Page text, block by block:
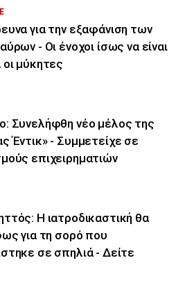
για την εξαφάνιση των
- Οι ένοχοι ίσως να είναι
οι μύκητες
Συνελήφθη νέο μέλος της
Έντικ» - Συμμετείχε σε
επιχειρηματιών
Η ιατροδικαστική θα
για τη σορό που
σε σπηλιά - Δείτε